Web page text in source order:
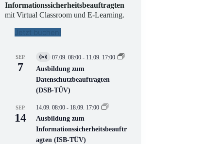
Informationssicherheitsbeauftragten
mit Virtual Classroom und E-Learning.
Jetzt buchen!
SEP.
7
V
i
t
u
l
V
e
r
07.09. 08:00 - 11.09. 17:00
Ausbildung zum
Datenschutzbeauftragten
(DSB-TÜV)
SEP.
14
14.09. 08:00 - 18.09. 17:00
Ausbildung zum
Informationssicherheitsbeauftr
agten (ISB-TÜV)